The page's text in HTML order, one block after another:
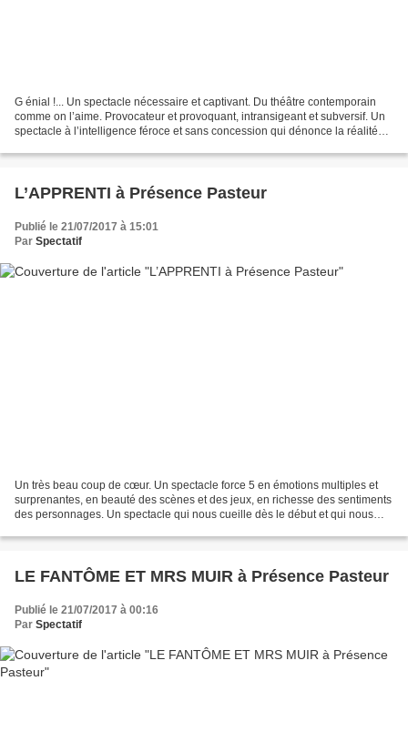
G énial !... Un spectacle nécessaire et captivant. Du théâtre contemporain
comme on l’aime. Provocateur et provoquant, intransigeant et subversif. Un
spectacle à l’intelligence féroce et sans concession qui dénonce la réalité
L’APPRENTI à Présence Pasteur
Publié le 21/07/2017 à 15:01
Par Spectatif
Un très beau coup de cœur. Un spectacle force 5 en émotions multiples et
surprenantes, en beauté des scènes et des jeux, en richesse des sentiments
des personnages. Un spectacle qui nous cueille dès le début et qui nous
LE FANTÔME ET MRS MUIR à Présence Pasteur
Publié le 21/07/2017 à 00:16
Par Spectatif